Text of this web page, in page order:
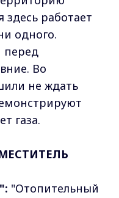
работает
одного.
перед
Во
не ждать
газа.
"Отопительный